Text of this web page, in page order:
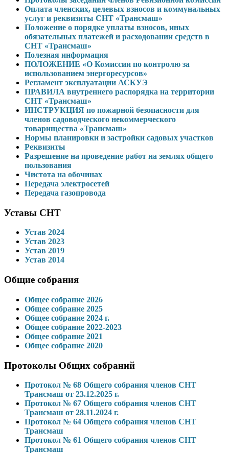
Оплата членских, целевых взносов и коммунальных
услуг и реквизиты СНТ «Трансмаш»
Положение о порядке уплаты взносов, иных
обязательных платежей и расходовании средств в
СНТ «Трансмаш»
Полезная информация
ПОЛОЖЕНИЕ «О Комиссии по контролю за
использованием энергоресурсов»
Регламент эксплуатации АСКУЭ
ПРАВИЛА внутреннего распорядка на территории
СНТ «Трансмаш»
ИНСТРУКЦИЯ по пожарной безопасности для
членов садоводческого некоммерческого
товарищества «Трансмаш»
Нормы планировки и застройки садовых участков
Реквизиты
Разрешение на проведение работ на землях общего
пользования
Чистота на обочинах
Передача электросетей
Передача газопровода
Уставы СНТ
Устав 2024
Устав 2023
Устав 2019
Устав 2014
Общие собрания
Общее собрание 2026
Общее собрание 2025
Общее собрание 2024 г.
Общее собрание 2022-2023
Общее собрание 2021
Общее собрание 2020
Протоколы Общих собраний
Протокол № 68 Общего собрания членов СНТ
Трансмаш от 23.12.2025 г.
Протокол № 67 Общего собрания членов СНТ
Трансмаш от 28.11.2024 г.
Протокол № 64 Общего собрания членов СНТ
Трансмаш
Протокол № 61 Общего собрания членов СНТ
Трансмаш